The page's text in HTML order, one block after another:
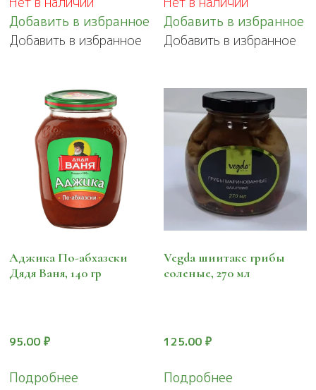
Добавить в избранное
Добавить в избранное
Добавить в избранное
Добавить в избранное
Аджика По-абхазски
Дядя Ваня, 140 гр
95.00 ₽
Подробнее
Vegda шиитаке грибы
соленые, 270 мл
125.00₽
Подробнее